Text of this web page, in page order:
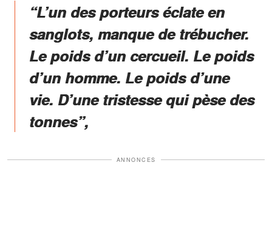
“L’un des porteurs éclate en
sanglots, manque de trébucher.
Le poids d’un cercueil. Le poids
d’un homme. Le poids d’une
vie. D’une tristesse qui pèse des
tonnes”,
ANNONCES